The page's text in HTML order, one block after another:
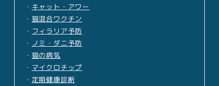
・ キャット・アワー
・ 猫混合ワクチン
・ フィラリア予防
・ ノミ・ダニ予防
・ 猫の病気
・ マイクロチップ
・ 定期健康診断